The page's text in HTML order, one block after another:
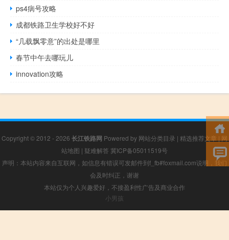
ps4病号攻略
成都铁路卫生学校好不好
“几载飘零意”的出处是哪里
春节中午去哪玩儿
innovation攻略
Copyright © 2012 - 2026 长江铁路网 Powered by 网站分类目录 | 精选推荐文章 | 网
站地图 | 疑难解答 冀ICP备05011519号
声明：本站内容来自互联网，如信息有错误可发邮件到f_fb#foxmail.com说明，我们
会及时纠正，谢谢
本站仅为个人兴趣爱好，不接盈利性广告及商业合作
小男孩